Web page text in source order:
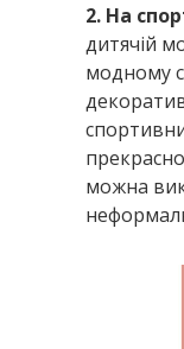
2. На
дитячій
модному
можна